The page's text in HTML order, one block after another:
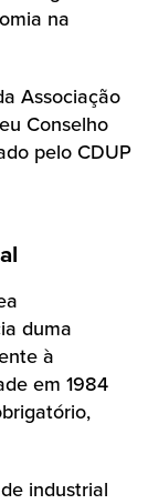
na
Associação
Conselho
pelo CDUP
duma
à
em 1984
industrial